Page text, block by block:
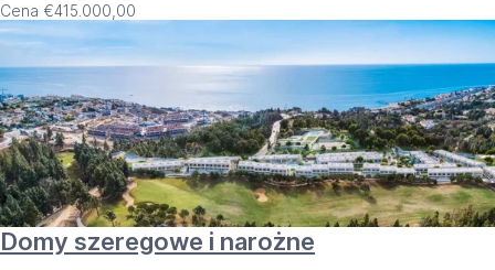
Cena €415.000,00
Domy szeregowe i narożne